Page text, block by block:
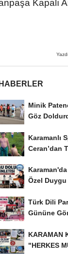
Kapalı
Minik
Göz
Karamanlı
Ceran’dan
Özel
Türk Dili
Gününe
KARAMAN
"HERKES